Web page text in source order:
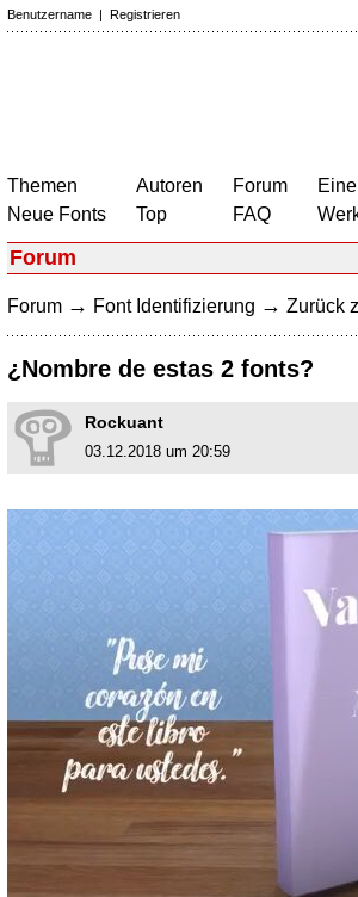
Benutzername | Registrieren
Themen
Neue Fonts
Autoren
Top
Forum
FAQ
Forum
Forum → Font Identifizierung → Zurück
¿Nombre de estas 2 fonts?
Rockuant
03.12.2018 um 20:59